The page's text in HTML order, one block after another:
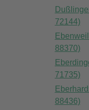
72144)
88370)
71735)
88436)